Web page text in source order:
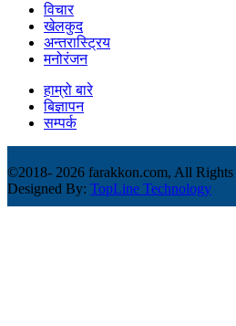
विचार
खेलकुद
अन्तरास्ट्रिय
मनोरंजन
हाम्रो बारे
बिज्ञापन
सम्पर्क
©2018- 2026 farakkon.com, All Rights
Designed By: TopLine Technology